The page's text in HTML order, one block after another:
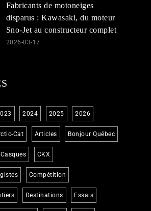
Fabricants de motoneiges
disparus : Kawasaki, du moteur
Sno-Jet au constructeur complet
2026-03-17
2024 2025 2026
Cat Articles Bonjour Québec
Casques CKX
Compétition
Destinations Essais